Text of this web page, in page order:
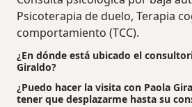
Psicoterapia de duelo, Terapia
comportamiento (TCC).
¿En dónde está ubicado el
Giraldo?
¿Puedo hacer la visita con Paola
tener que desplazarme hasta su